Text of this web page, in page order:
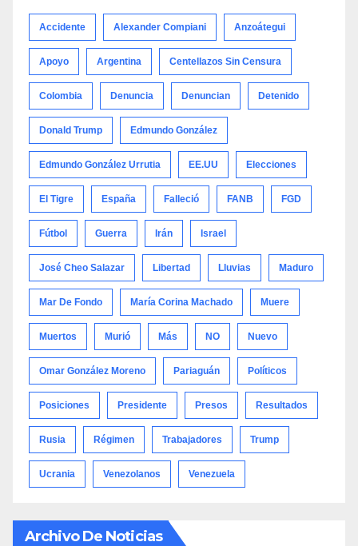
Accidente Alexander Compiani Anzoátegui
Apoyo Argentina Centellazos Sin Censura
Colombia Denuncia Denuncian Detenido
Donald Trump Edmundo González
Edmundo González Urrutia EE.UU Elecciones
El Tigre España Falleció FANB FGD
Fútbol Guerra Irán Israel
José Cheo Salazar Libertad Lluvias Maduro
Mar De Fondo María Corina Machado Muere
Muertos Murió Más NO Nuevo
Omar González Moreno Pariaguán Políticos
Posiciones Presidente Presos Resultados
Rusia Régimen Trabajadores Trump
Ucrania Venezolanos Venezuela
Archivo De Noticias